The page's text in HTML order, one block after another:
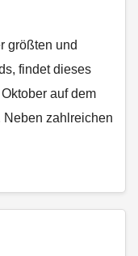
größten und
findet dieses
auf dem
Neben zahlreichen